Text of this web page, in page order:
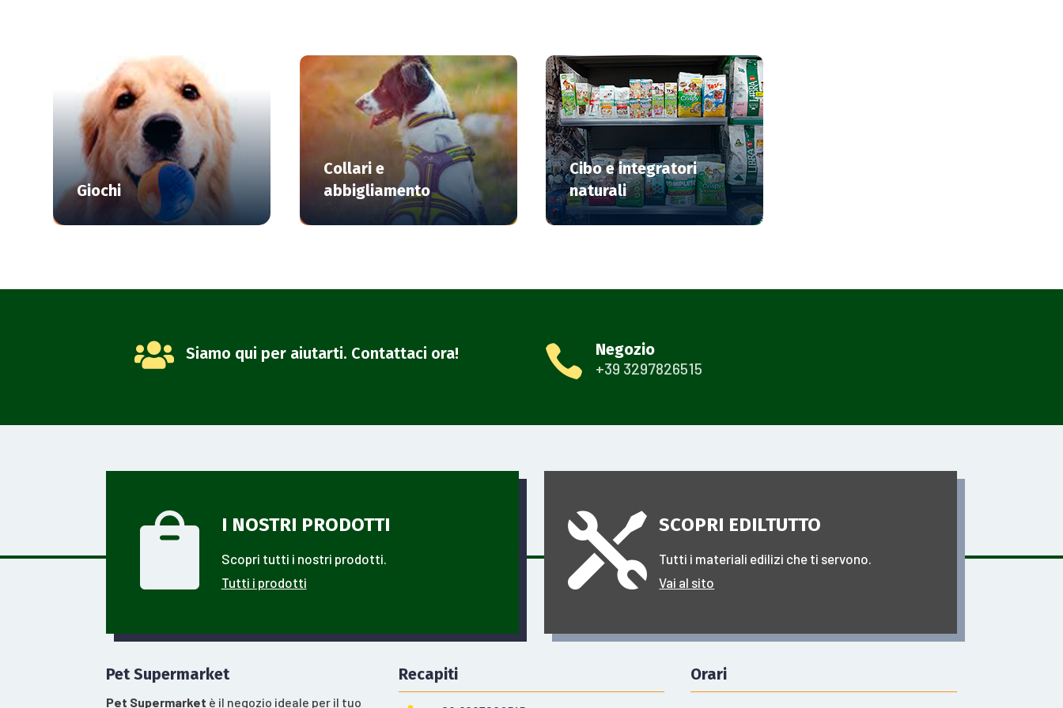
Giochi
Collari e
abbigliamento
Cibo e integratori
naturali
 Siamo qui per aiutarti. Contattaci ora! 
Negozio
+39 3297826515
 I NOSTRI PRODOTTI
Scopri tutti i nostri prodotti.
Tutti i prodotti
 SCOPRI EDILTUTTO
Tutti i materiali edilizi che ti servono.
Vai al sito
Pet Supermarket
Pet Supermarket è il negozio ideale per il tuo
Recapiti Orari